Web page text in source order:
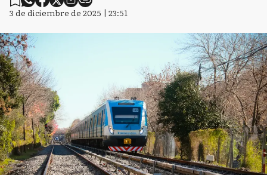
3 de diciembre de 2025 | 23:51